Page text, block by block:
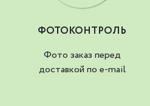
ФОТОКОНТРОЛЬ
Фото заказ перед
доставкой по e-mail